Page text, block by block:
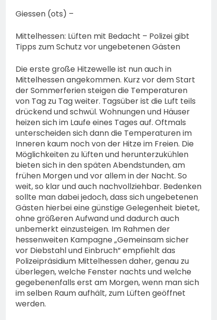
Giessen (ots) –
Mittelhessen: Lüften mit Bedacht – Polizei gibt
Tipps zum Schutz vor ungebetenen Gästen
Die erste große Hitzewelle ist nun auch in
Mittelhessen angekommen. Kurz vor dem Start
der Sommerferien steigen die Temperaturen
von Tag zu Tag weiter. Tagsüber ist die Luft teils
drückend und schwül. Wohnungen und Häuser
heizen sich im Laufe eines Tages auf. Oftmals
unterscheiden sich dann die Temperaturen im
Inneren kaum noch von der Hitze im Freien. Die
Möglichkeiten zu lüften und herunterzukühlen
bieten sich in den späten Abendstunden, am
frühen Morgen und vor allem in der Nacht. So
weit, so klar und auch nachvollziehbar. Bedenken
sollte man dabei jedoch, dass sich ungebetenen
Gästen hierbei eine günstige Gelegenheit bietet,
ohne größeren Aufwand und dadurch auch
unbemerkt einzusteigen. Im Rahmen der
hessenweiten Kampagne „Gemeinsam sicher
vor Diebstahl und Einbruch“ empfiehlt das
Polizeipräsidium Mittelhessen daher, genau zu
überlegen, welche Fenster nachts und welche
gegebenenfalls erst am Morgen, wenn man sich
im selben Raum aufhält, zum Lüften geöffnet
werden.